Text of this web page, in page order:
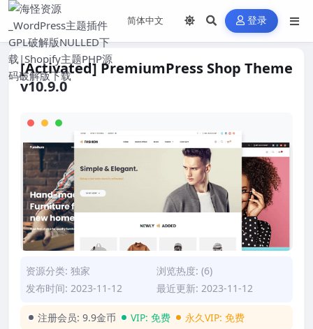
登录
[Activated] PremiumPress Shop Theme
v10.9.0
资源分类: 独家
浏览热度: (6)
发布时间: 2023-11-12
最近更新: 2023-11-12
注册会员: 9.9金币 VIP: 免费 永久VIP: 免费